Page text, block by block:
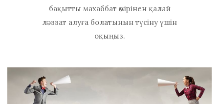
бақытты махаббат өмірінен қалай
ләззат алуға болатынын түсіну үшін
оқыңыз.